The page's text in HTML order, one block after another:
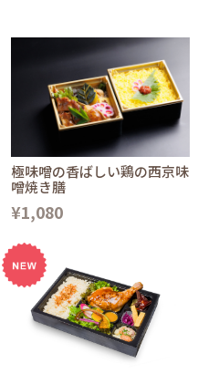
極味噌の香ばしい鶏の西京味
噌焼き膳
¥1,080